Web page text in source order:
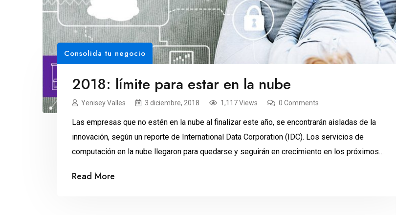
Consolida tu negocio
2018: límite para estar en la nube
Yenisey Valles 3 diciembre, 2018 1,117 Views 0 Comments
Las empresas que no estén en la nube al finalizar este año, se encontrarán aisladas de la
innovación, según un reporte de International Data Corporation (IDC). Los servicios de
computación en la nube llegaron para quedarse y seguirán en crecimiento en los próximos
Read More